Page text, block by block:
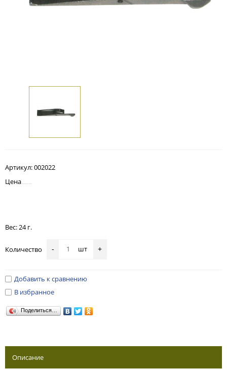
Артикул:002022
Цена
Вес: 24 г.
Количество - шт +
Добавить к сравнению
В избранное
Поделиться…
Описание